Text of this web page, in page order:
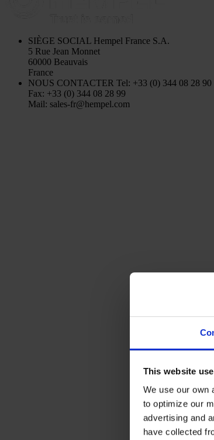
This website
We use our own
to optimize our
advertising and
have collected
SIÈGE SOCIAL Hempel France S.A.
5 Rue Jean Monnet
60000 Beauvais
France
NOUS CONTACTER Tel: +33 (0) 344 08 28 90
Fax: +33 (0) 344 08 28 99
Mail: sales-fr@hempel.com